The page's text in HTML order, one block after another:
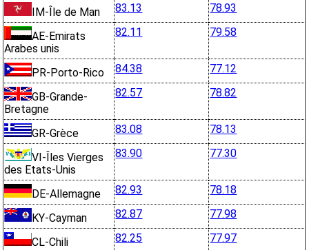
IM-Île de Man 83.13 78.93
AE-Emirats
Arabes unis
82.11 79.58
PR-Porto-Rico 84.38 77.12
GB-Grande-
Bretagne
82.57 78.82
GR-Grèce 83.08 78.13
VI-Îles Vierges
des Etats-Unis
83.90 77.30
DE-Allemagne 82.93 78.18
KY-Cayman 82.87 77.98
CL-Chili 82.25 77.97